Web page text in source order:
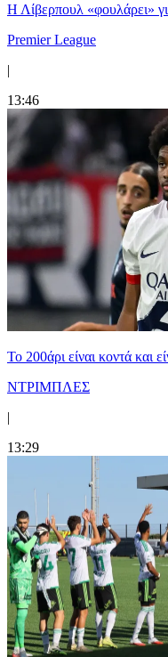
Η Λίβερπουλ «φουλάρει»
Premier League
|
13:46
Το 200άρι είναι κοντά και
ΝΤΡΙΜΠΛΕΣ
|
13:29